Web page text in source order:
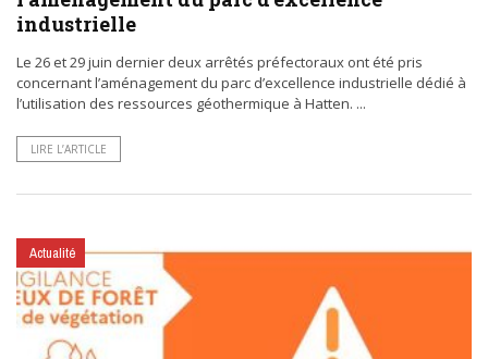
industrielle
Le 26 et 29 juin dernier deux arrêtés préfectoraux ont été pris
concernant l’aménagement du parc d’excellence industrielle dédié à
l’utilisation des ressources géothermique à Hatten. ...
LIRE L’ARTICLE
Actualité